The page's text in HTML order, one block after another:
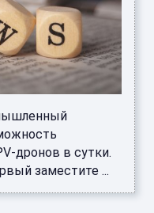
дронов в сутки.
заместите ...